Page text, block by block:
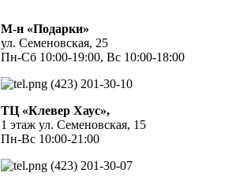
М-н «Подарки»
ул. Семеновская, 25
Пн-Сб 10:00-19:00, Вс 10:00-18:00
(423) 201-30-10
ТЦ «Клевер Хаус»,
1 этаж ул. Семеновская, 15
Пн-Вс 10:00-21:00
(423) 201-30-07